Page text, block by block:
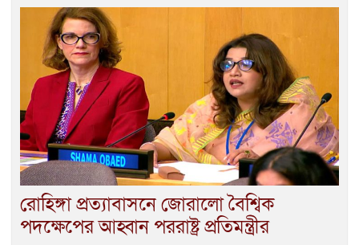
রোহিঙ্গা প্রত্যাবাসনে জোরালো বৈশ্বিক
পদক্ষেপের আহ্বান পররাষ্ট্র প্রতিমন্ত্রীর